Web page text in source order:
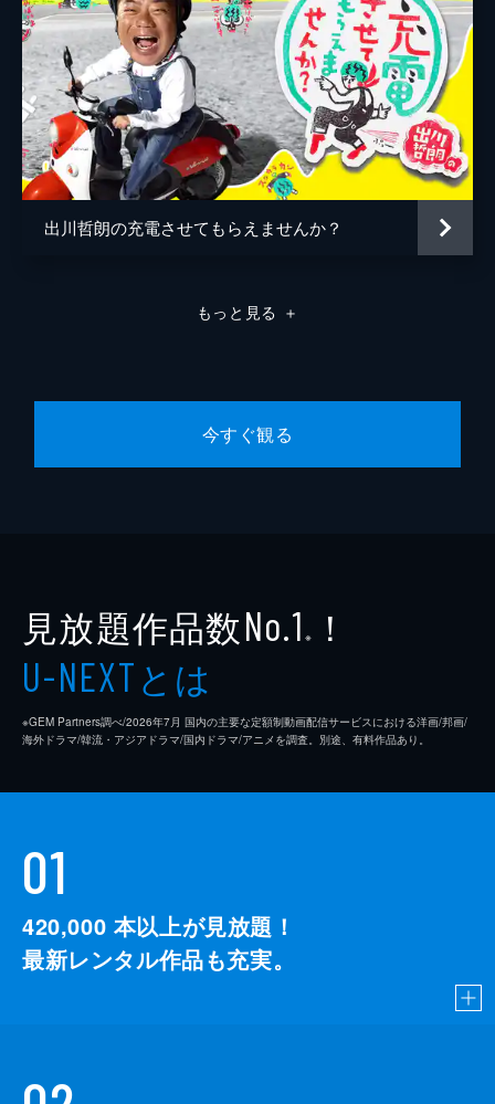
出川哲朗の充電させてもらえませんか？
もっと見る ＋
今すぐ観る
見放題作品数No.1 ※ ！
U-NEXTとは
※GEM Partners調べ/2026年7⽉ 国内の主要な定額制動画配信サービスにおける洋画/邦画/
海外ドラマ/韓流・アジアドラマ/国内ドラマ/アニメを調査。別途、有料作品あり。
01
420,000 本以上が見放題！
最新レンタル作品も充実。